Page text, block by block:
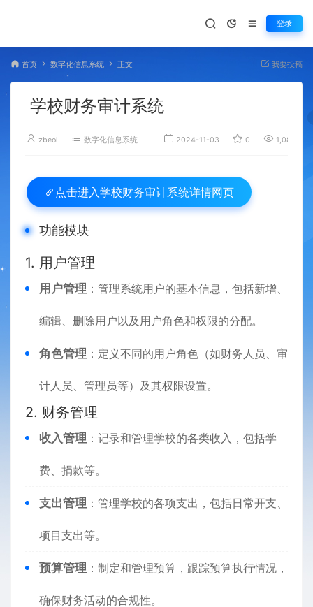
登录
首页 数字化信息系统 正文 我要投稿
学校财务审计系统
zbeol 数字化信息系统 2024-11-03 0 1,082
点击进入 学校财务审计系统详情网页
功能模块
1. 用户管理
用户管理 ：管理系统用户的基本信息，包括新增、
编辑、删除用户以及用户角色和权限的分配。
角色管理 ：定义不同的用户角色（如财务人员、审
计人员、管理员等）及其权限设置。
2. 财务管理
收入管理 ：记录和管理学校的各类收入，包括学
费、捐款等。
支出管理 ：管理学校的各项支出，包括日常开支、
项目支出等。
预算管理 ：制定和管理预算，跟踪预算执行情况，
确保财务活动的合规性。